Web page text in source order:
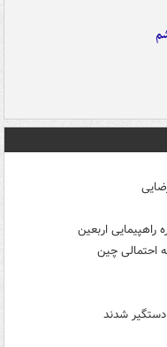
راهپیمایی اربعین
احتمالی چین